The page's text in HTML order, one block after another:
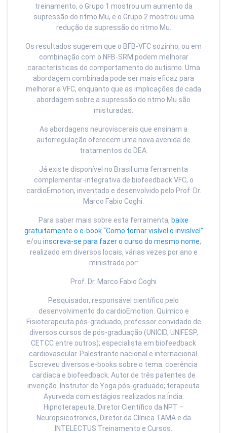
treinamento, o Grupo 1 mostrou um aumento da
supressão do ritmo Mu, e o Grupo 2 mostrou uma
redução da supressão do ritmo Mu.
Os resultados sugerem que o BFB-VFC sozinho, ou em
combinação com o NFB-SRM podem melhorar
características do comportamento do autismo. Uma
abordagem combinada pode ser mais eficaz para
melhorar a VFC, enquanto que as implicações de cada
abordagem sobre a supressão do ritmo Mu são
misturadas.
As abordagens neuroviscerais que ensinam a
autorregulação oferecem uma nova avenida de
tratamentos do DEA.
Já existe disponível no Brasil uma ferramenta
complementar-integrativa de biofeedback VFC, o
cardioEmotion, inventado e desenvolvido pelo Prof. Dr.
Marco Fabio Coghi.
Para saber mais sobre esta ferramenta, baixe
gratuitamente o e-book “Como tornar visível o invisível”
e/ou inscreva-se para fazer o curso do mesmo nome,
realizado em diversos locais, várias vezes por ano e
ministrado por:
Prof. Dr. Marco Fabio Coghi
Pesquisador, responsável científico pelo
desenvolvimento do cardioEmotion. Químico e
Fisioterapeuta pós-graduado, professor convidado de
diversos cursos de pós-graduação (UNICID, UNIFESP,
CETCC entre outros); especialista em biofeedback
cardiovascular. Palestrante nacional e internacional.
Escreveu diversos e-books sobre o tema: coerência
cardíaca e biofeedback. Autor de três patentes de
invenção. Instrutor de Yoga pós-graduado; terapeuta
Ayurveda com estágios realizados na Índia.
Hipnoterapeuta. Diretor Científico da NPT –
Neuropsicotronics, Diretor da Clínica TAMA e da
INTELECTUS Treinamento e Cursos.